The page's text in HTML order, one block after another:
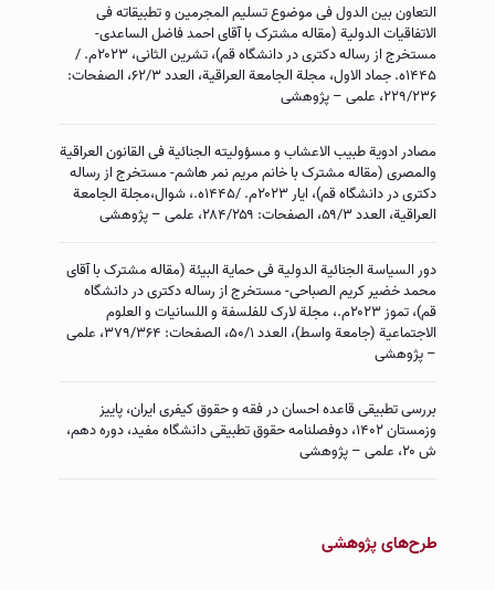
التعاون بین الدول فی موضوع تسلیم المجرمین و تطبیقاته فی
الاتفاقیات الدولیة (مقاله مشترک با آقای احمد فاضل الساعدی-
مستخرج از رساله دکتری در دانشگاه قم)، تشرین الثانی، ۲۰۲۳م. /
۱۴۴۵ه. جماد الاول، مجلة الجامعة العراقیة، العدد ۶۲/۳، الصفحات:
۲۲۹/۲۳۶، علمی – پژوهشی
مصادر ادویة طبیب الاعشاب و مسؤولیته الجنائیة فی القانون العراقیة
والمصری (مقاله مشترک با خانم مریم نمر هاشم- مستخرج از رساله
دکتری در دانشگاه قم)، ایار ۲۰۲۳م. /۱۴۴۵ه.، شوال،مجلة الجامعة
العراقیة، العدد ۵۹/۳، الصفحات: ۲۸۴/۲۵۹، علمی – پژوهشی
دور السیاسة الجنائیة الدولیة فی حمایة البیئة (مقاله مشترک با آقای
محمد خضیر کریم الصباحی- مستخرج از رساله دکتری در دانشگاه
قم)، تموز ۲۰۲۳م.، مجلة لارک للفلسفة و اللسانیات و العلوم
الاجتماعیة (جامعة واسط)، العدد ۵۰/۱، الصفحات: ۳۷۹/۳۶۴، علمی
– پژوهشی
بررسی تطبیقی قاعده احسان در فقه و حقوق کیفری ایران، پاییز
وزمستان ۱۴۰۲، دوفصلنامه حقوق تطبیقی دانشگاه مفید، دوره دهم،
ش ۲۰، علمی – پژوهشی
‌طرح‌های پژوهشی